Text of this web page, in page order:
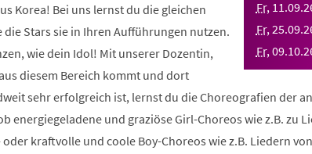
Fr, 11.09.
Fr,25.09.
Fr,09.10.
Korea! Bei uns lernst du die gleichen
die Stars sie in Ihren Aufführungen nutzen.
wie dein Idol! Mit unserer Dozentin,
diesem Bereich kommt und dort
sehr erfolgreich ist, lernst du die Choreografien der
energiegeladene und graziöse Girl-Choreos wie z.B. zu
kraftvolle und coole Boy-Choreos wie z.B. Liedern